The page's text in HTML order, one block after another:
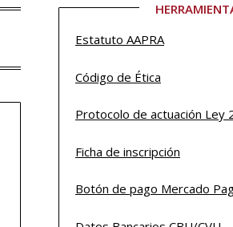
Estatuto AAPRA
Código de Ética
Protocolo de actuación Ley
Ficha de inscripción
Botón de pago Mercado